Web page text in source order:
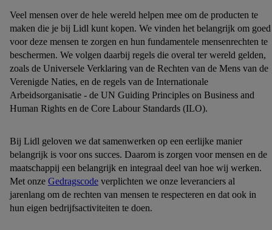
Veel mensen over de hele wereld helpen mee om de producten te
maken die je bij Lidl kunt kopen. We vinden het belangrijk om goed
voor deze mensen te zorgen en hun fundamentele mensenrechten te
beschermen. We volgen daarbij regels die overal ter wereld gelden,
zoals de Universele Verklaring van de Rechten van de Mens van de
Verenigde Naties, en de regels van de Internationale
Arbeidsorganisatie - de UN Guiding Principles on Business and
Human Rights en de Core Labour Standards (ILO).
Bij Lidl geloven we dat samenwerken op een eerlijke manier
belangrijk is voor ons succes. Daarom is zorgen voor mensen en de
maatschappij een belangrijk en integraal deel van hoe wij werken.
Met onze Gedragscode verplichten we onze leveranciers al
jarenlang om de rechten van mensen te respecteren en dat ook in
hun eigen bedrijfsactiviteiten te doen.